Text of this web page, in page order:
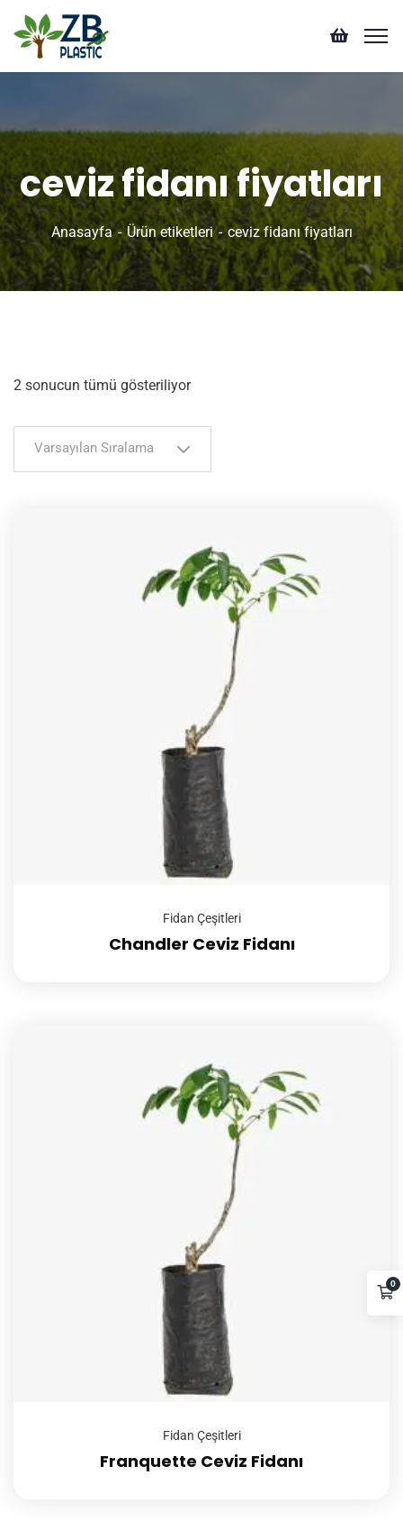
ceviz fidanı fiyatları
Anasayfa Ürün etiketleri ceviz fidanı fiyatları
2 sonucun tümü gösteriliyor
Varsayılan Sıralama
Fidan Çeşitleri
Chandler Ceviz Fidanı
Fidan Çeşitleri
Franquette Ceviz Fidanı
0